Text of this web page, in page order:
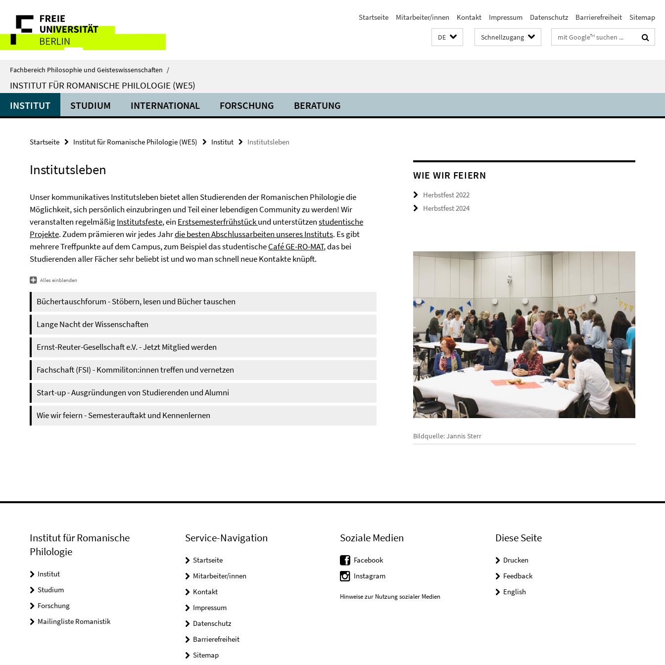
direkt
Inhalt
Service-
Navigation
Startseite Mitarbeiter/innen Kontakt Impressum Datenschutz Barrierefreiheit Sitemap
DE Schnellzugang Suchbegriffe
Fachbereich Philosophie und Geisteswissenschaften /
INSTITUT FÜR ROMANISCHE PHILOLOGIE (WE5)
INSTITUT STUDIUM INTERNATIONAL FORSCHUNG BERATUNG
Startseite Institut für Romanische Philologie (WE5) Institut Institutsleben
Institutsleben
Unser kommunikatives Institutsleben bietet allen Studierenden der Romanischen Philologie die
Möglichkeit, sich persönlich einzubringen und Teil einer lebendigen Community zu werden! Wir
veranstalten regelmäßigInstitutsfeste, ein Erstsemesterfrühstückund unterstützenstudentische
Projekte. Zudem prämieren wir jedes Jahrdie besten Abschlussarbeiten unseres Instituts. Es gibt
mehrere Treffpunkte auf dem Campus, zum Beispiel das studentischeCafé GE-RO-MAT, das bei
Studierenden aller Fächer sehr beliebt ist und wo man schnell neue Kontakte knüpft.
Alles einblenden
Büchertauschforum - Stöbern, lesen und Bücher tauschen
Lange Nacht der Wissenschaften
Ernst-Reuter-Gesellschaft e.V. - Jetzt Mitglied werden
Fachschaft (FSI) - Kommiliton:innen treffen und vernetzen
Start-up - Ausgründungen von Studierenden und Alumni
Wie wir feiern - Semesterauftakt und Kennenlernen
WIE WIR FEIERN
Herbstfest 2022
Herbstfest 2024
Bildquelle: Jannis Sterr
Institut für Romanische
Philologie
Institut
Studium
Forschung
Mailingliste Romanistik
Service-Navigation
Startseite
Mitarbeiter/innen
Kontakt
Impressum
Datenschutz
Barrierefreiheit
Sitemap
Soziale Medien
Facebook
Instagram
Hinweise zur Nutzung sozialer Medien
Diese Seite
Drucken
Feedback
English